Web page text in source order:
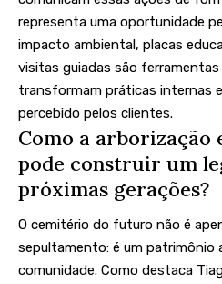
representa uma oportunidade
impacto ambiental, placas
visitas guiadas são ferramentas
transformam práticas internas
percebido pelos clientes.
Como a arborização
pode construir um
próximas gerações?
O cemitério do futuro não é
sepultamento: é um patrimônio
comunidade. Como destaca